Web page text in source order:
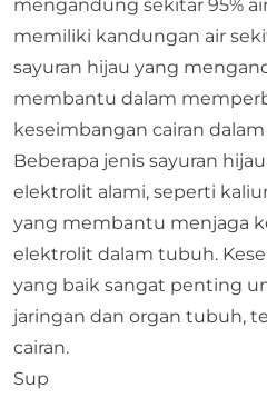
mengandung sekitar 95%
memiliki kandungan air
sayuran hijau yang
membantu dalam
keseimbangan cairan
Beberapa jenis sayuran
elektrolit alami, seperti
yang membantu menjaga
elektrolit dalam tubuh.
yang baik sangat penting
jaringan dan organ tubuh,
cairan.
Sup